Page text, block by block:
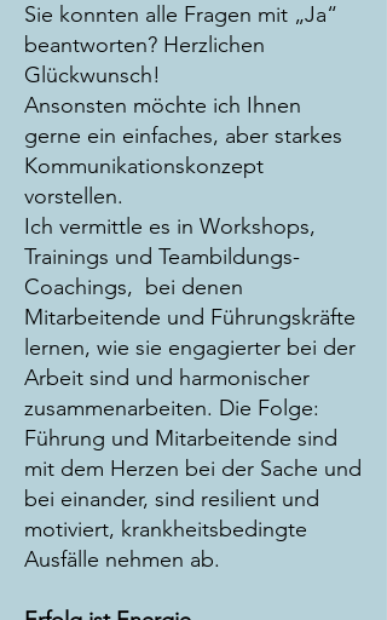
Sie konnten alle Fragen mit „Ja“
beantworten? Herzlichen
Glückwunsch!
Ansonsten möchte ich Ihnen
gerne ein einfaches, aber starkes
Kommunikationskonzept
vorstellen.
Ich vermittle es in Workshops,
Trainings und Teambildungs-
Coachings, bei denen
Mitarbeitende und Führungskräfte
lernen, wie sie engagierter bei der
Arbeit sind und harmonischer
zusammenarbeiten. Die Folge:
Führung und Mitarbeitende sind
mit dem Herzen bei der Sache und
bei einander, sind resilient und
motiviert, krankheitsbedingte
Ausfälle nehmen ab.